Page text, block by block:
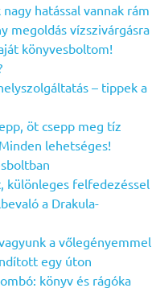
hatással vannak rám
megoldás vízszivárgásra
könyvesboltom!
– tippek a
öt csepp meg tíz
lehetséges!
különleges felfedezéssel
a Drakula-
a vőlegényemmel
egy úton
könyv és rágóka